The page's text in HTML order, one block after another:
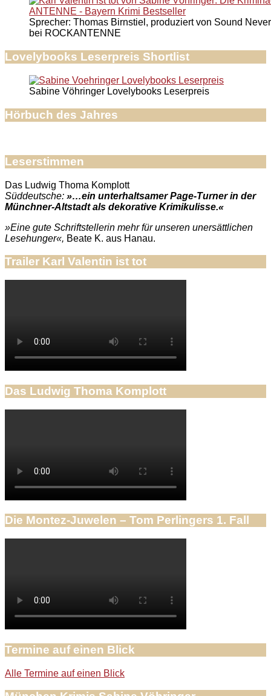
Sprecher: Thomas Birnstiel, produziert von Sound
bei ROCKANTENNE
Lovelybooks Leserpreis Shortlist
Sabine Vöhringer Lovelybooks Leserpreis
Hörbuch des Jahres
Leserstimmen
Das Ludwig Thoma Komplott
Süddeutsche: »…ein unterhaltsamer Page-Turner in der
Münchner-Altstadt als dekorative Krimikulisse.«
»Eine gute Schriftstellerin mehr für unseren unersättlichen
Lesehunger«, Beate K. aus Hanau.
Trailer Karl Valentin ist tot
Das Ludwig Thoma Komplott
Die Montez-Juwelen – Tom Perlingers 1. Fall
Termine auf einen Blick
Alle Termine auf einen Blick